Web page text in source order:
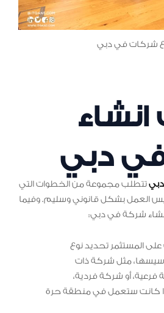
شركات في دبي
انشاء
دبي
تتطلب مجموعة من الخطوات التي
العمل بشكل قانوني وسليم. وفيما
شركة في دبي:
المستثمر تحديد نوع
مثل شركة ذات
أو شركة فردية،
كانت ستعمل في منطقة حرة